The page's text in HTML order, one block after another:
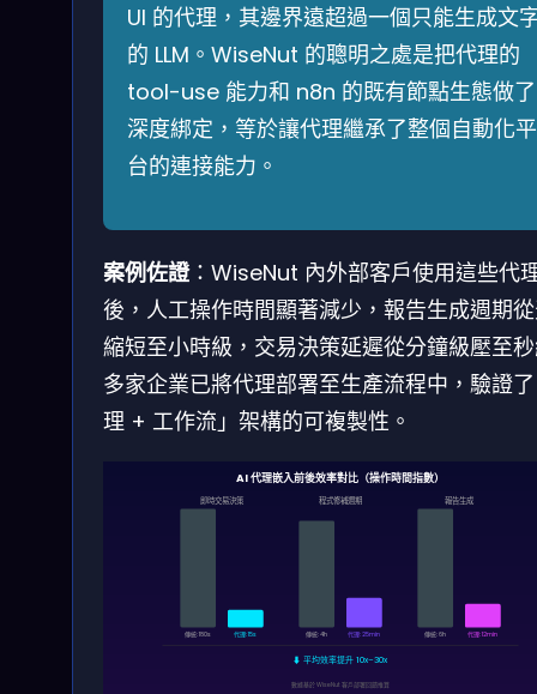
UI 的代理，其邊界遠超過一個只能生成文
的 LLM。WiseNut 的聰明之處是把代理的
tool-use 能力和 n8n 的既有節點生態做了
深度綁定，等於讓代理繼承了整個自動化平
台的連接能力。
案例佐證：WiseNut 內外部客戶使用這些代
後，人工操作時間顯著減少，報告生成週期
縮短至小時級，交易決策延遲從分鐘級壓至
多家企業已將代理部署至生產流程中，驗證
理 + 工作流」架構的可複製性。
AI 代理嵌入前後效率對比（操作時間指數）
即時交易決策
傳統: 180s 代理: 15s
程式修補週期
傳統: 4h 代理: 25min
報告生成
傳統: 6h 代理: 12min
⬇ 平均效率提升 10x–30x
數據基於 WiseNut 客戶部署回饋推算